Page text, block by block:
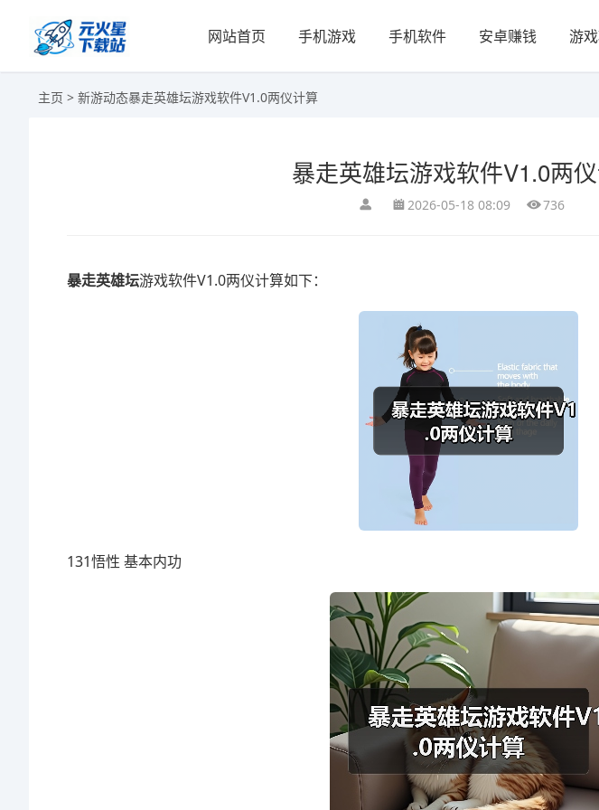
网站首页 手机游戏 手机软件 安卓赚钱 游
主页 > 新游动态暴走英雄坛游戏软件V1.0两仪计算
暴走英雄坛游戏软件V1.0两
2026-05-18 08:09 736
暴走英雄坛游戏软件V1.0两仪计算如下：
131悟性 基本内功